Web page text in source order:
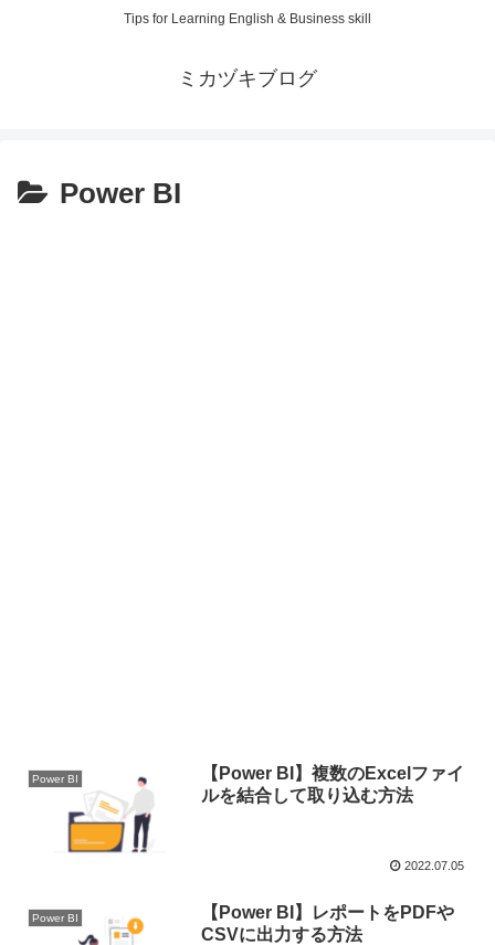
Tips for Learning English & Business skill
ミカヅキブログ
Power BI
Power BI
【Power BI】複数のExcelファイ
ルを結合して取り込む方法
2022.07.05
Power BI
【Power BI】レポートをPDFや
CSVに出力する方法